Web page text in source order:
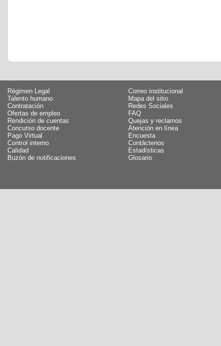
Régimen Legal
Talento humano
Contratación
Ofertas de empleo
Rendición de cuentas
Concurso docente
Pago Virtual
Control interno
Calidad
Buzón de notificaciones
Correo institucional
Mapa del sitio
Redes Sociales
FAQ
Quejas y reclamos
Atención en línea
Encuesta
Contáctenos
Estadísticas
Glosario